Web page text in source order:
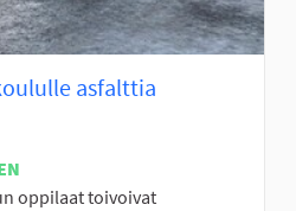
asfalttia
oppilaat toivoivat